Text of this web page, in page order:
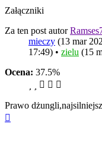
Załączniki
Za ten post autor
mieczy (13 mar
17:49) • zielu (15
Ocena: 37.5%
Prawo